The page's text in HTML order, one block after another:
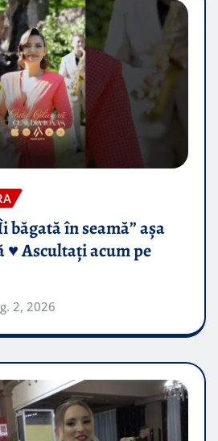
băgată în seamă” așa
♥️ Ascultați acum pe
2, 2026